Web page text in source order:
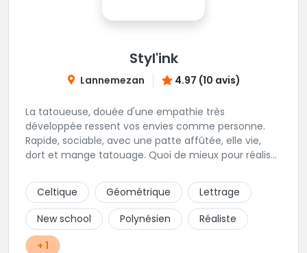
Styl'ink
Lannemezan 4.97 (10 avis)
La tatoueuse, douée d'une empathie très
développée ressent vos envies comme personne.
Rapide, sociable, avec une patte affûtée, elle vie,
dort et mange tatouage. Quoi de mieux pour réaliser
Celtique
Géométrique
Lettrage
New school
Polynésien
Réaliste
+ 1